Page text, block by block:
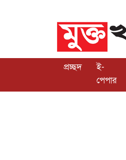
প্রচ্ছদ
ই-
পেপার